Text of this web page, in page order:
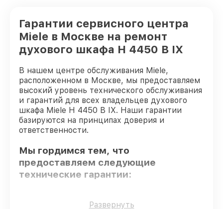
Гарантии сервисного центра
Miele в Москве на ремонт
духового шкафа H 4450 B IX
В нашем центре обслуживания Miele,
расположенном в Москве, мы предоставляем
высокий уровень технического обслуживания
и гарантий для всех владельцев духового
шкафа Miele H 4450 B IX. Наши гарантии
базируются на принципах доверия и
ответственности.
Мы гордимся тем, что
предоставляем следующие
технические гарантии:
Использование оригинальных
Развернуть